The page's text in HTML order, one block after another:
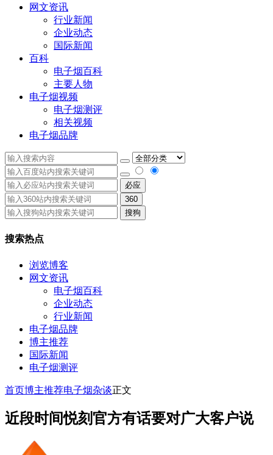
网文资讯
行业新闻
企业动态
国际新闻
百科
电子烟百科
主要人物
电子烟视频
电子烟测评
相关视频
电子烟品牌
必应
360
搜狗
搜索热点
浏览博客
网文资讯
电子烟百科
企业动态
行业新闻
电子烟品牌
博主推荐
国际新闻
电子烟测评
首页博主推荐电子烟杂谈正文
近段时间悦刻官方有话要对广大客户说